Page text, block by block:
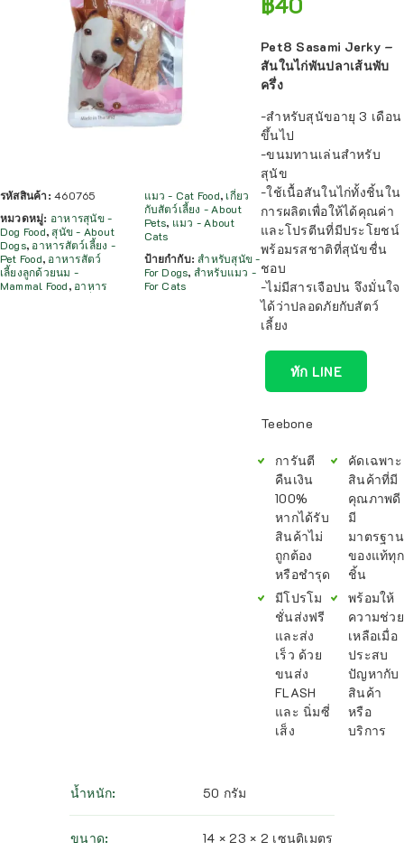
รหัสสินค้า:460765
หมวดหมู่: อาหารสุนัข -
Dog Food,สุนัข - About
Dogs, อาหารสัตว์เลี้ยง -
Pet Food, อาหารสัตว์
เลี้ยงลูกด้วยนม -
Mammal Food, อาหาร
แมว - Cat Food, เกี่ยว
กับสัตว์เลี้ยง - About
Pets, แมว - About
Cats
ป้ายกำกับ:สำหรับสุนัข -
For Dogs, สำหรับแมว -
For Cats
Pet8 Sasami Jerky –
สันในไก่พันปลาเส้นพับ
ครึ่ง
-สำหรับสุนัขอายุ 3 เดือน
ขึ้นไป
-ขนมทานเล่นสำหรับ
สุนัข
-ใช้เนื้อสันในไก่ทั้งชิ้นใน
การผลิตเพื่อให้ได้คุณค่า
และโปรตีนที่มีประโยชน์
พร้อมรสชาติที่สุนัขชื่น
ชอบ
-ไม่มีสารเจือปน จึงมั่นใจ
ได้ว่าปลอดภัยกับสัตว์
เลี้ยง
ทัก LINE
Teebone
การันตี
คืนเงิน
100%
หากได้รับ
สินค้าไม่
ถูกต้อง
หรือชำรุด
มีโปรโม
ชั่นส่งฟรี
และส่ง
เร็ว ด้วย
ขนส่ง
FLASH
และ นิ่มซี่
เส็ง
คัดเฉพาะ
สินค้าที่มี
คุณภาพดี
มี
มาตรฐาน
ของแท้ทุก
ชิ้น
พร้อมให้
ความช่วย
เหลือเมื่อ
ประสบ
ปัญหากับ
สินค้า
หรือ
บริการ
น้ำหนัก 50 กรัม
ขนาด 14 × 23 × 2 เซนติเมตร